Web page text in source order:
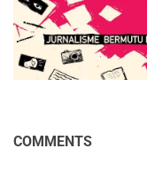
COMMENTS